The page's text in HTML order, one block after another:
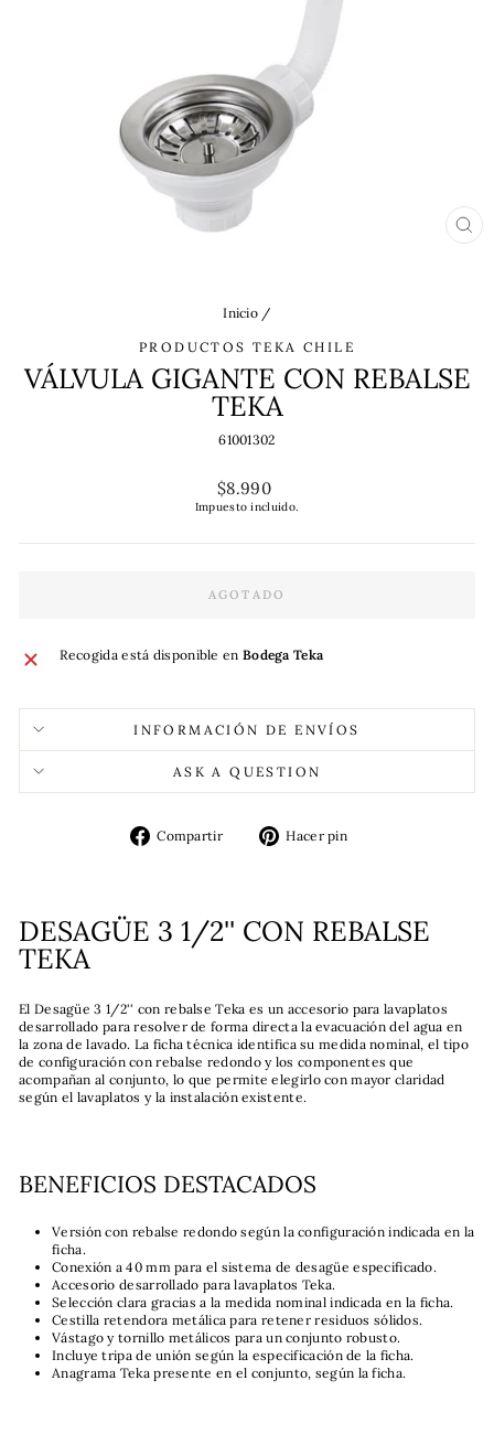
Inicio /
PRODUCTOS TEKA CHILE
VÁLVULA GIGANTE CON REBALSE
TEKA
61001302
Precio
habitual
$8.990
Impuesto incluido.
AGOTADO
Recogida está disponible en Bodega Teka
INFORMACIÓN DE ENVÍOS
ASK A QUESTION
Compartir
CompartirHacer pin
DESAGÜE 3 1/2'' CON REBALSE
TEKA
El Desagüe 3 1/2'' con rebalse Teka es un accesorio para lavaplatos
desarrollado para resolver de forma directa la evacuación del agua en
la zona de lavado. La ficha técnica identifica su medida nominal, el tipo
de configuración con rebalse redondo y los componentes que
acompañan al conjunto, lo que permite elegirlo con mayor claridad
según el lavaplatos y la instalación existente.
BENEFICIOS DESTACADOS
Versión con rebalse redondo según la configuración indicada en la
ficha.
Conexión a 40 mm para el sistema de desagüe especificado.
Accesorio desarrollado para lavaplatos Teka.
Selección clara gracias a la medida nominal indicada en la ficha.
Cestilla retendora metálica para retener residuos sólidos.
Vástago y tornillo metálicos para un conjunto robusto.
Incluye tripa de unión según la especificación de la ficha.
Anagrama Teka presente en el conjunto, según la ficha.